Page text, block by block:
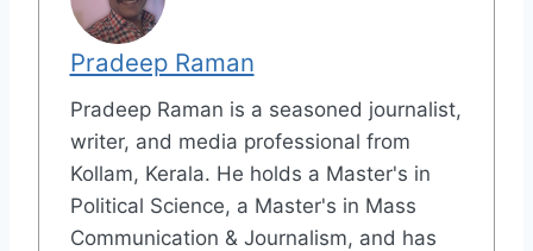
Pradeep Raman
Pradeep Raman is a seasoned journalist,
writer, and media professional from
Kollam, Kerala. He holds a Master's in
Political Science, a Master's in Mass
Communication & Journalism, and has